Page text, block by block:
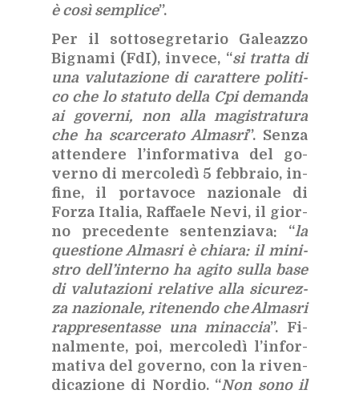
è così sem­pli­ce”.
Per il sot­to­se­gre­ta­rio Ga­leaz­zo
Bi­gna­mi (FdI), in­ve­ce, “si trat­ta di
una va­lu­ta­zio­ne di ca­rat­te­re po­li­ti­
co che lo sta­tu­to del­la Cpi de­man­da
ai go­ver­ni, non alla ma­gi­stra­tu­ra
che ha scar­ce­ra­to Al­ma­sri”. Sen­za
at­ten­de­re l’in­for­ma­ti­va del go­
ver­no di mer­co­le­dì 5 feb­bra­io, in­
fi­ne, il por­ta­vo­ce na­zio­na­le di
For­za Ita­lia, Raf­fae­le Nevi, il gior­
no pre­ce­den­te sen­ten­zia­va: “la
que­stio­ne Al­ma­sri è chia­ra: il mi­ni­
stro del­l’in­ter­no ha agi­to sul­la base
di va­lu­ta­zio­ni re­la­ti­ve alla si­cu­rez­
za na­zio­na­le, ri­te­nen­do che Al­ma­sri
rap­pre­sen­tas­se una mi­nac­cia”. Fi­
nal­men­te, poi, mer­co­le­dì l’in­for­
ma­ti­va del go­ver­no, con la ri­ven­
di­ca­zio­ne di Nor­dio. “Non sono il